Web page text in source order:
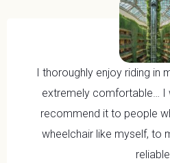
I thoroughly enjoy riding in
extremely comfortable… I
recommend it to people
wheelchair like myself, to